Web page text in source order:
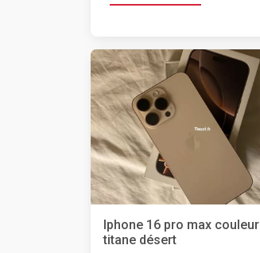
Iphone 16 pro max couleur
titane désert